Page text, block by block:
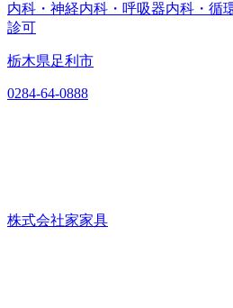
内科・神経内科・呼吸器内科・循
診可
栃木県足利市
0284-64-0888
株式会社家家具